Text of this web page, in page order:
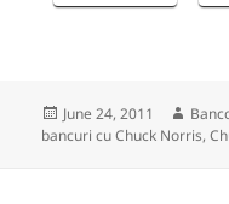
Posted
on
June 24, 2011
bancuri cu Chuck Norris,